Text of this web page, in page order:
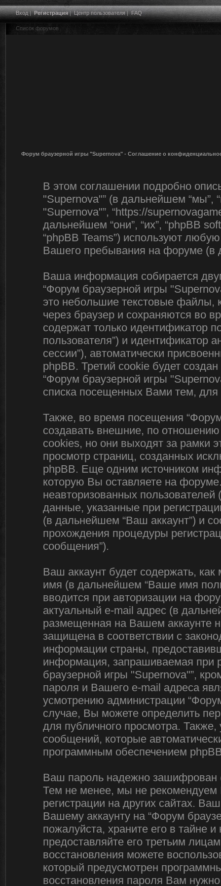
Вход|Регистрация|Центр пользователя|FAQ
Список форумов
Форум браузерной игры "Supernova" - Соглашение о
В этом соглашении подробно
"Supernova"” (в дальнейшем “мы”,
"Supernova"”, “https://
дальнейшем “они”, “их”, “phpBB
“phpBB Teams”) используют
Вашего пребывания на форуме
Ваша информация собирается
“Форум браузерной игры
это небольшие текстовые файлы,
через браузер и сохраняются во
содержат только идентификатор
пользователя”) и идентификатор
сессии”), автоматически
phpBB. Третий cookie будет
“Форум браузерной игры
списка посещенных Вами тем,
Также, во время посещения
создавать внешние, по
cookies, но они выходят за рамки
просмотр страниц, созданных
phpBB. Еще одним источником
которую Вы оставляете на
неавторизованных
данные, указанные при
(в дальнейшем “Ваш аккаунт”) и
прохождения процедуры
сообщения”).
Ваш аккаунт будет содержать,
имя (в дальнейшем “Ваше имя
вводится при авторизации на
актуальный e-mail адрес (в
размещенная на Вашем аккаунте
защищена в соответствии с
информации страны,
информация, запрашиваемая при
браузерной игры "Supernova"”,
пароля и Вашего e-mail адреса
усмотрению администрации
случае, Вы можете определить
для публичного просмотра. Также,
сообщений, которые
программным обеспечением
Ваш пароль надежно зашифрован
Тем не менее, мы не рекомендуем
регистрации на других сайтах.
Вашему аккаунту на “Форум
пожалуйста, храните его в тайне
предоставляйте его третьим
восстановления можете
который предусмотрен
восстановления пароля Вам